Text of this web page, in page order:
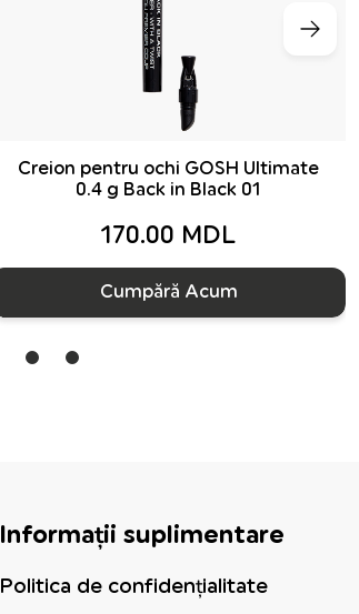
Creion pentru ochi GOSH Ultimate
0.4 g Back in Black 01
170.00 MDL
Cumpără Acum
Informații suplimentare
Politica de confidențialitate